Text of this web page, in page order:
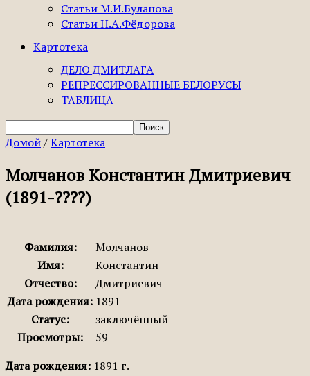
Статьи М.И.Буланова
Статьи Н.А.Фёдорова
Картотека
ДЕЛО ДМИТЛАГА
РЕПРЕССИРОВАННЫЕ БЕЛОРУСЫ
ТАБЛИЦА
Домой/Картотека
Молчанов Константин Дмитриевич
(1891-????)
Фамилия:
Молчанов
Имя:
Константин
Отчество:
Дмитриевич
Дата рождения: 1891
Статус:
заключённый
Просмотры:
59
Дата рождения: 1891 г.